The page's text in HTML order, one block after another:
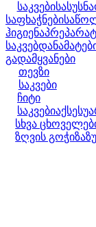
საკვები
საფხაჭნები
ჰიგიენა
გადამყვანები
თევზი
საკვები
ჩიტი
საკვები
სხვა
ზღვის გოჭი